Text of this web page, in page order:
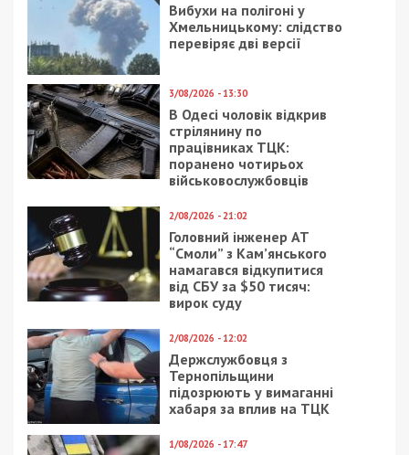
Вибухи на полігоні у
Хмельницькому: слідство
перевіряє дві версії
3/08/2026 - 13:30
В Одесі чоловік відкрив
стрілянину по
працівниках ТЦК:
поранено чотирьох
військовослужбовців
2/08/2026 - 21:02
Головний інженер АТ
“Смоли” з Кам’янського
намагався відкупитися
від СБУ за $50 тисяч:
вирок суду
2/08/2026 - 12:02
Держслужбовця з
Тернопільщини
підозрюють у вимаганні
хабаря за вплив на ТЦК
1/08/2026 - 17:47